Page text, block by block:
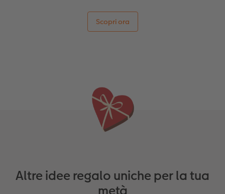
Scopri ora
Altre idee regalo uniche per la tua